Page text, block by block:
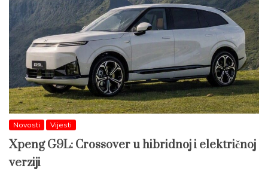
Novosti Vijesti
Xpeng G9L: Crossover u hibridnoj i električnoj
verziji